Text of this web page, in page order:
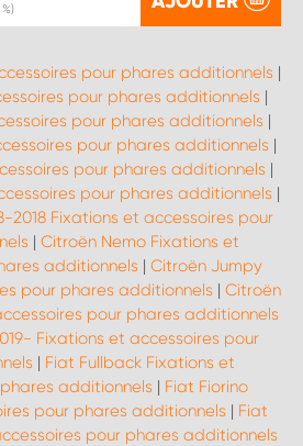
pour phares additionnels |
pour phares additionnels |
pour phares additionnels |
pour phares additionnels |
pour phares additionnels |
pour phares additionnels |
2018 Fixations et accessoires pour
| Citroën Nemo Fixations et
additionnels | Citroën Jumpy
pour phares additionnels | Citroën
pour phares additionnels
Fixations et accessoires pour
| Fiat Fullback Fixations et
additionnels | Fiat Fiorino
pour phares additionnels | Fiat
pour phares additionnels